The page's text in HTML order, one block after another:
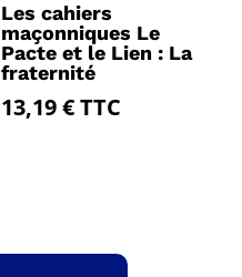
Les cahiers
maçonniques Le
Pacte et le Lien : La
fraternité
13,19€TTC